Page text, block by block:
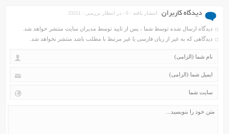
دیدگاه کاربران انتشار یافته : 0 - در انتظار بررسی : 33551
دیدگاه ارسال شده توسط شما ، پس از تایید توسط مدیران سایت منتشر خواهد شد.
دیدگاهی که به غیر از زبان فارسی یا غیر مرتبط با مطلب باشد منتشر نخواهد شد.